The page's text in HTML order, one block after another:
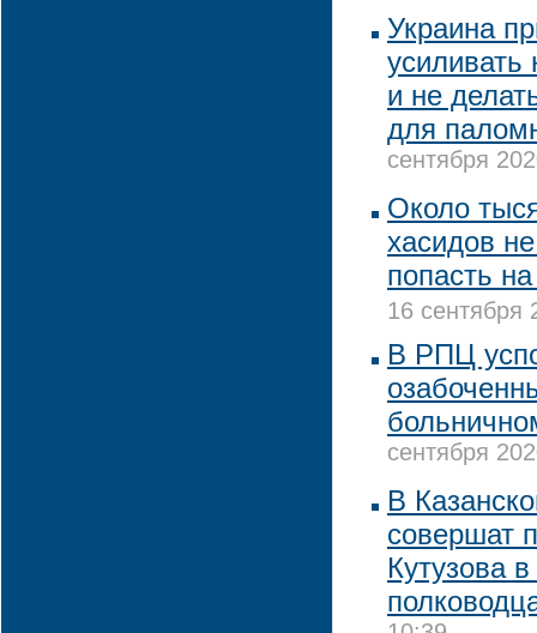
Украина
усиливать
и не
для
сентября
Около
хасидов
попасть
16 сентября
В РПЦ
сентября
В
совершат
Кутузова